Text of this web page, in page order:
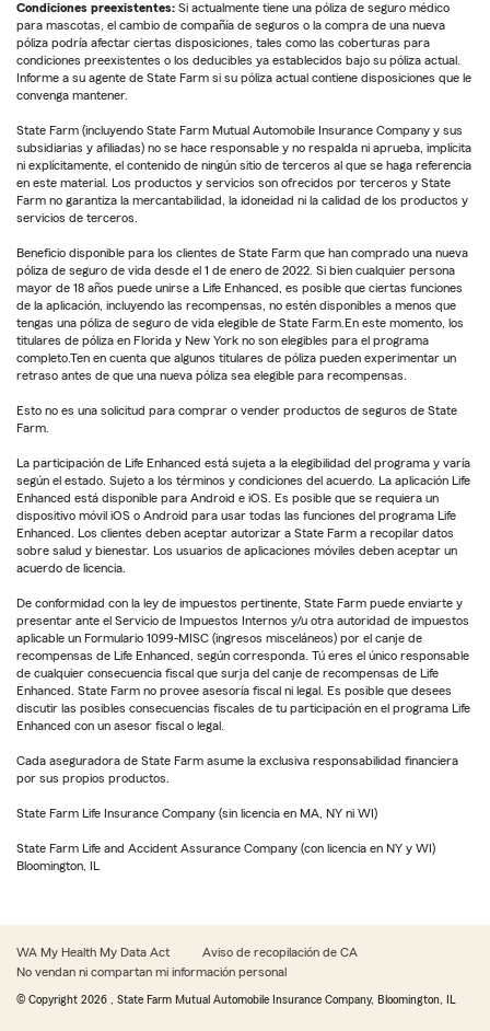
Condiciones preexistentes: Si actualmente tiene una póliza de seguro médico
para mascotas, el cambio de compañía de seguros o la compra de una nueva
póliza podría afectar ciertas disposiciones, tales como las coberturas para
condiciones preexistentes o los deducibles ya establecidos bajo su póliza actual.
Informe a su agente de State Farm si su póliza actual contiene disposiciones que le
convenga mantener.
State Farm (incluyendo State Farm Mutual Automobile Insurance Company y sus
subsidiarias y afiliadas) no se hace responsable y no respalda ni aprueba, implícita
ni explícitamente, el contenido de ningún sitio de terceros al que se haga referencia
en este material. Los productos y servicios son ofrecidos por terceros y State
Farm no garantiza la mercantabilidad, la idoneidad ni la calidad de los productos y
servicios de terceros.
Beneficio disponible para los clientes de State Farm que han comprado una nueva
póliza de seguro de vida desde el 1 de enero de 2022. Si bien cualquier persona
mayor de 18 años puede unirse a Life Enhanced, es posible que ciertas funciones
de la aplicación, incluyendo las recompensas, no estén disponibles a menos que
tengas una póliza de seguro de vida elegible de State Farm.En este momento, los
titulares de póliza en Florida y New York no son elegibles para el programa
completo.Ten en cuenta que algunos titulares de póliza pueden experimentar un
retraso antes de que una nueva póliza sea elegible para recompensas.
Esto no es una solicitud para comprar o vender productos de seguros de State
Farm.
La participación de Life Enhanced está sujeta a la elegibilidad del programa y varía
según el estado. Sujeto a los términos y condiciones del acuerdo. La aplicación Life
Enhanced está disponible para Android e iOS. Es posible que se requiera un
dispositivo móvil iOS o Android para usar todas las funciones del programa Life
Enhanced. Los clientes deben aceptar autorizar a State Farm a recopilar datos
sobre salud y bienestar. Los usuarios de aplicaciones móviles deben aceptar un
acuerdo de licencia.
De conformidad con la ley de impuestos pertinente, State Farm puede enviarte y
presentar ante el Servicio de Impuestos Internos y/u otra autoridad de impuestos
aplicable un Formulario 1099-MISC (ingresos misceláneos) por el canje de
recompensas de Life Enhanced, según corresponda. Tú eres el único responsable
de cualquier consecuencia fiscal que surja del canje de recompensas de Life
Enhanced. State Farm no provee asesoría fiscal ni legal. Es posible que desees
discutir las posibles consecuencias fiscales de tu participación en el programa Life
Enhanced con un asesor fiscal o legal.
Cada aseguradora de State Farm asume la exclusiva responsabilidad financiera
por sus propios productos.
State Farm Life Insurance Company (sin licencia en MA, NY ni WI)
State Farm Life and Accident Assurance Company (con licencia en NY y WI)
Bloomington, IL
WA My Health My Data Act
Aviso de recopilación de CA
No vendan ni compartan mi información personal
© Copyright 2026 , State Farm Mutual Automobile Insurance Company, Bloomington, IL